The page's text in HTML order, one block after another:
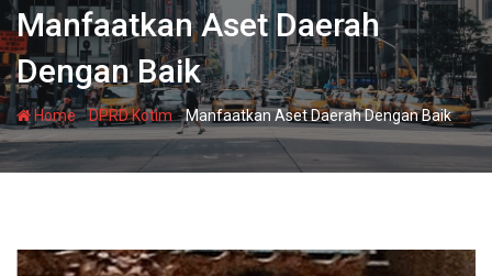
Manfaatkan Aset Daerah
Dengan Baik
Home-DPRD Kotim-Manfaatkan Aset Daerah Dengan Baik